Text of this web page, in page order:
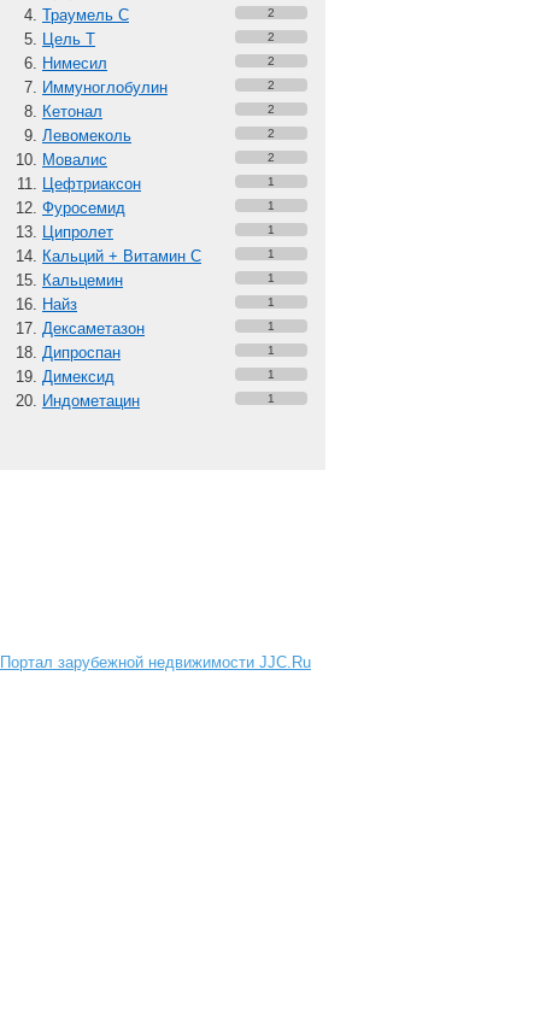
Траумель С 2
Цель Т 2
Нимесил 2
Иммуноглобулин 2
Кетонал 2
Левомеколь 2
Мовалис 2
Цефтриаксон 1
Фуросемид 1
Ципролет 1
Кальций + Витамин C 1
Кальцемин 1
Найз 1
Дексаметазон 1
Дипроспан 1
Димексид 1
Индометацин 1
Портал зарубежной недвижимости JJC.Ru